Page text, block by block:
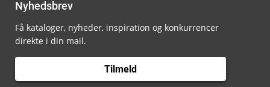
Nyhedsbrev
Få kataloger, nyheder, inspiration og konkurrencer
direkte i din mail.
Tilmeld